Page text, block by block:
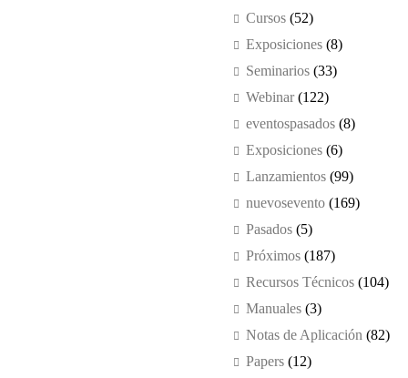
Cursos (52)
Exposiciones (8)
Seminarios (33)
Webinar(122)
eventospasados (8)
Exposiciones (6)
Lanzamientos (99)
nuevosevento (169)
Pasados (5)
Próximos (187)
Recursos Técnicos (104)
Manuales (3)
Notas de Aplicación (82)
Papers (12)